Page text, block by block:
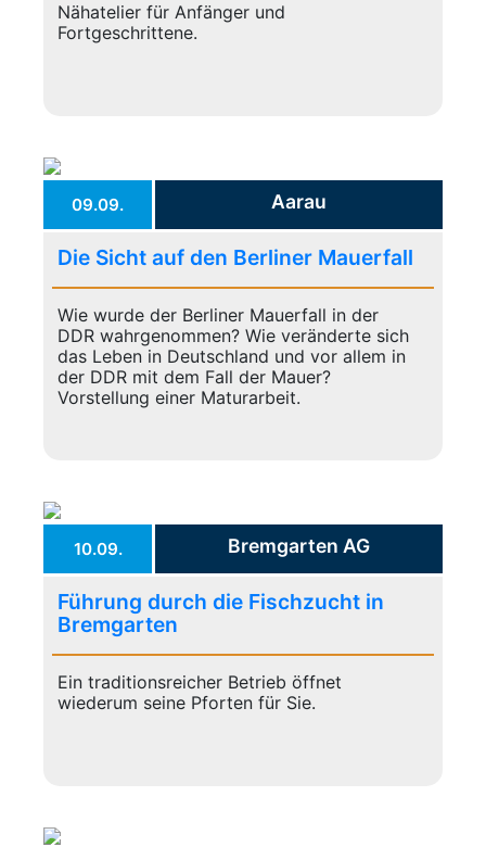
Nähatelier für Anfänger und
Fortgeschrittene.
09.09. Aarau
Die Sicht auf den Berliner Mauerfall
Wie wurde der Berliner Mauerfall in der
DDR wahrgenommen? Wie veränderte sich
das Leben in Deutschland und vor allem in
der DDR mit dem Fall der Mauer?
Vorstellung einer Maturarbeit.
10.09. Bremgarten AG
Führung durch die Fischzucht in
Bremgarten
Ein traditionsreicher Betrieb öffnet
wiederum seine Pforten für Sie.